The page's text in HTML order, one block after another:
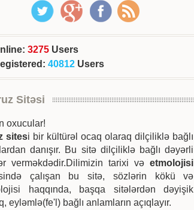
:3275 Users
:40812 Users
Sitəsi
oxucular!
sitesi bir kültürəl ocaq olaraq dilçiliklə bağlı
danışır. Bu sitə dilçiliklə bağlı dəyərli
verməkdədir.Dilimizin tarixi vəetmolojisi
çalışan bu sitə, sözlərin kökü və
haqqında, başqa sitələrdən dəyişik
eyləmlə(fe'l) bağlı anlamların açıqlayır.